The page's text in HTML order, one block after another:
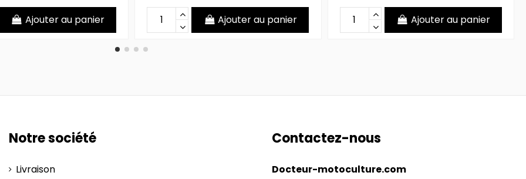
Ajouter au panier Ajouter au panier Ajouter au panier
Notre société
Livraison
Contactez-nous
Docteur-motoculture.com